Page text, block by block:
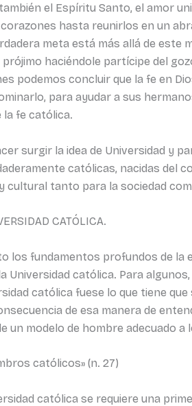
el Espíritu Santo, el amor
hasta reunirlos en un
meta está más allá de este
haciéndole partícipe del
podemos concluir que la fe en
para ayudar a sus
la fe católica.
surgir la idea de Universidad y
católicas, nacidas del
cultural tanto para la sociedad
CATÓLICA.
los fundamentos profundos de
Universidad católica. Para
católica fuese lo que tiene
de esa manera de
un modelo de hombre adecuado a
católicos» (n. 27)
católica se requiere una